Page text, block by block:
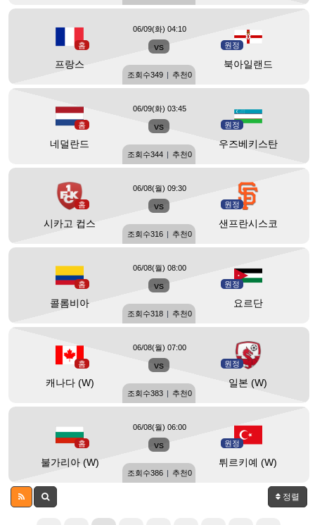
홈
프랑스
vs 원정
북아일랜드
06/09(화) 04:10
조회수349 | 추천0
홈
네덜란드
vs 원정
우즈베키스탄
06/09(화) 03:45
조회수344 | 추천0
홈
시카고 컵스
vs 원정
샌프란시스코
06/08(월) 09:30
조회수316 | 추천0
홈
콜롬비아
vs 원정
요르단
06/08(월) 08:00
조회수318 | 추천0
홈
캐나다 (W)
vs 원정
일본 (W)
06/08(월) 07:00
조회수383 | 추천0
홈
불가리아 (W)
vs 원정
튀르키예 (W)
06/08(월) 06:00
조회수386 | 추천0
정렬